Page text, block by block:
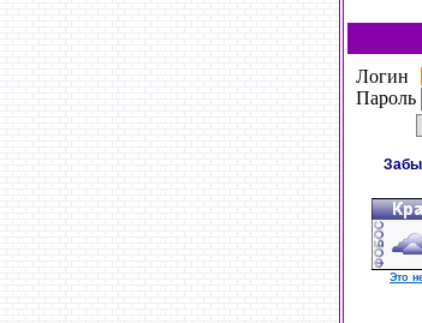
Логин
Пароль
Это